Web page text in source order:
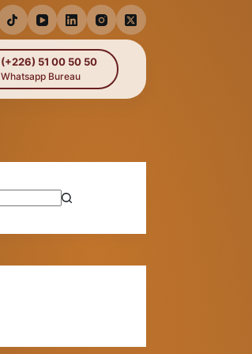
(+226) 51 00 50 50
Whatsapp Bureau